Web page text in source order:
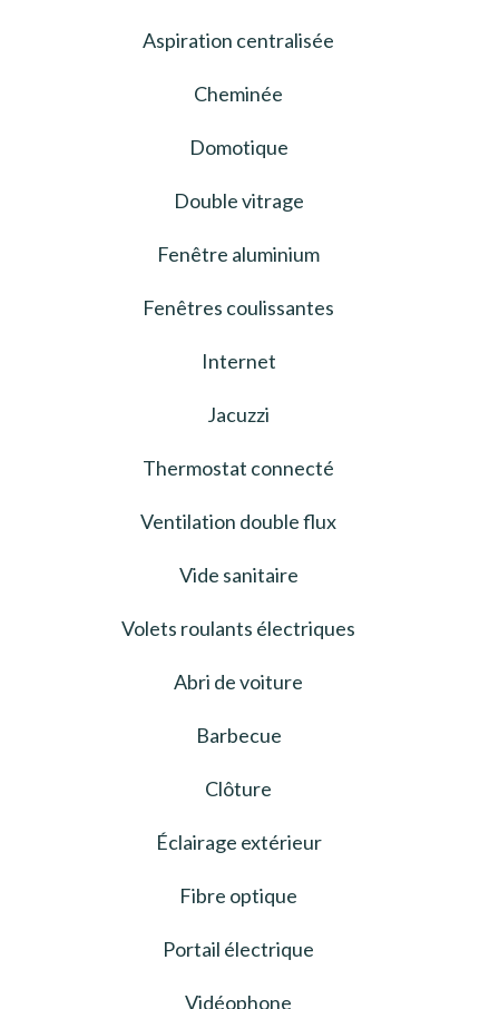
Aspiration centralisée
Cheminée
Domotique
Double vitrage
Fenêtre aluminium
Fenêtres coulissantes
Internet
Jacuzzi
Thermostat connecté
Ventilation double flux
Vide sanitaire
Volets roulants électriques
Abri de voiture
Barbecue
Clôture
Éclairage extérieur
Fibre optique
Portail électrique
Vidéophone